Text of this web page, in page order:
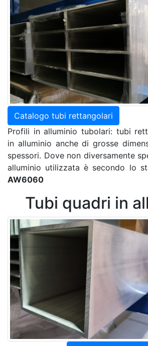
Catalogo tubi rettangolari
Profili in alluminio tubolari: tubi
in alluminio anche di grosse
spessori. Dove non diversamente
alluminio utilizzata è secondo lo
AW6060
Tubi quadri in